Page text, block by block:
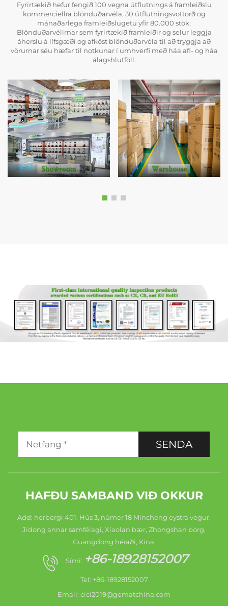
Fyrirtækið hefur fengið 100 vegna útflutnings á framleiðslu
kommerciellra blönduðarvéla, 30 útflutningsvottorð og
mánaðarlega framleiðslugetu yfir 80.000 stök.
Blönduðarvélirnar sem fyrirtækið framleiðir og selur leggja
áherslu á lífsgæði og afköst blönduðarvéla til að tryggja að
vörurnar séu hæfar til notkunar í umhverfi með háa afl- og háa
álagshlutföll.
SENDA
HAFÐU SAMBAND VIÐ OKKUR
Add: herbergi 401, Hús 3, númer 18 Mincheng eystra vegur,
Jidong annar samfélagi, Xiaolan bær, Zhongshan borg,
Guangdong héraði, Kína.
Sími: +86-18928152007
Tel: +86-18928152007
Email: cici2019@gematchina.com